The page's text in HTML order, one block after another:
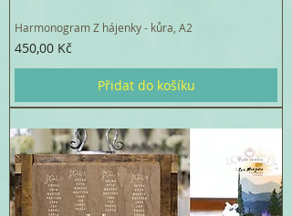
Harmonogram Z hájenky - kůra, A2
Cena
450,00 Kč
Přidat do košíku